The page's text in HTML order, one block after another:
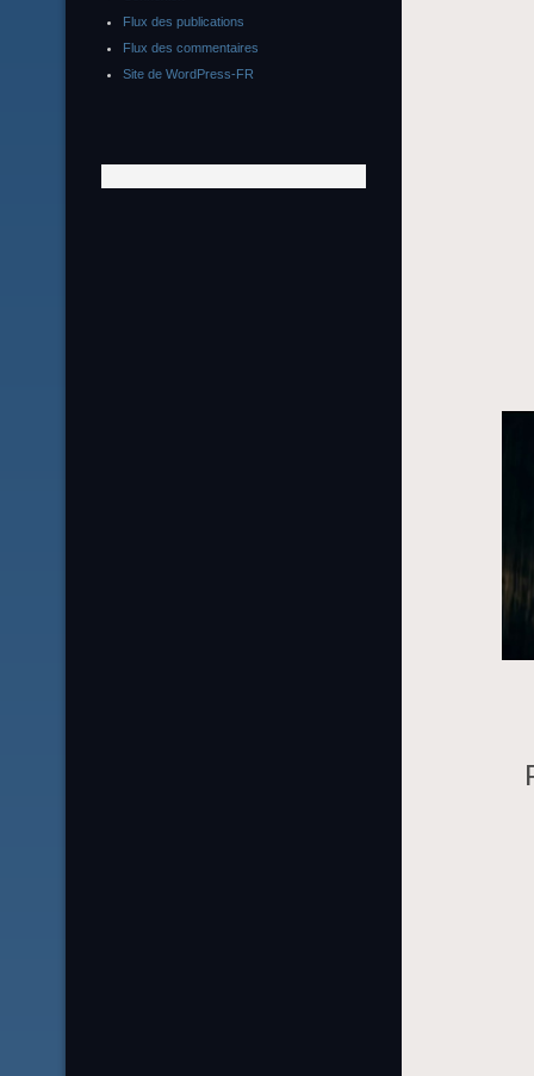
Flux des publications
Flux des commentaires
Site de WordPress-FR